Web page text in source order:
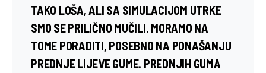
TAKO LOŠA, ALI SA SIMULACIJOM UTRKE
SMO SE PRILIČNO MUČILI. MORAMO NA
TOME PORADITI, POSEBNO NA PONAŠANJU
PREDNJE LIJEVE GUME. PREDNJIH GUMA